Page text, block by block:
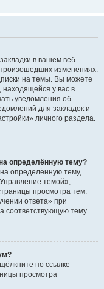
в вашем веб-
изменениях.
на темы. Вы можете
находящейся у вас в
уведомления об
для закладок и
личного раздела.
определённую тему?
определённую тему,
темой»,
просмотра тем.
ответа» при
соответствующую тему.
по ссылке
просмотра